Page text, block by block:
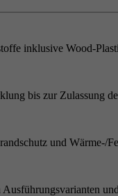
inklusive Wood-
bis zur Zulassung
und Wärme-/